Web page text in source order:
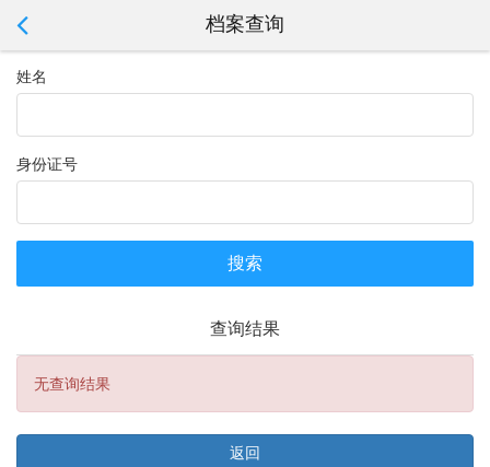
档案查询
姓名
身份证号
搜索
查询结果
无查询结果
返回